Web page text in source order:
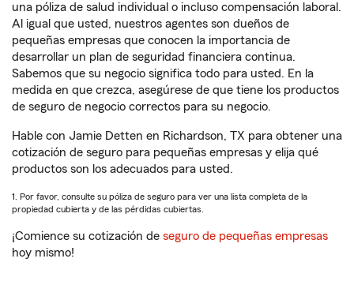
una póliza de salud individual o incluso compensación laboral.
Al igual que usted, nuestros agentes son dueños de
pequeñas empresas que conocen la importancia de
desarrollar un plan de seguridad financiera continua.
Sabemos que su negocio significa todo para usted. En la
medida en que crezca, asegúrese de que tiene los productos
de seguro de negocio correctos para su negocio.
Hable con Jamie Detten en Richardson, TX para obtener una
cotización de seguro para pequeñas empresas y elija qué
productos son los adecuados para usted.
1. Por favor, consulte su póliza de seguro para ver una lista completa de la
propiedad cubierta y de las pérdidas cubiertas.
¡Comience su cotización de seguro de pequeñas empresas
hoy mismo!